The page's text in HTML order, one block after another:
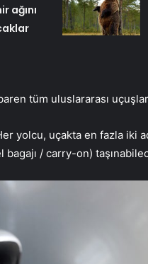
ağını
tüm uluslararası
yolcu, uçakta en fazla iki
bagajı / carry-on)